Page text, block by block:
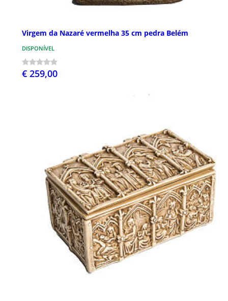
Virgem da Nazaré vermelha 35 cm pedra Belém
DISPONÍVEL
€ 259,00